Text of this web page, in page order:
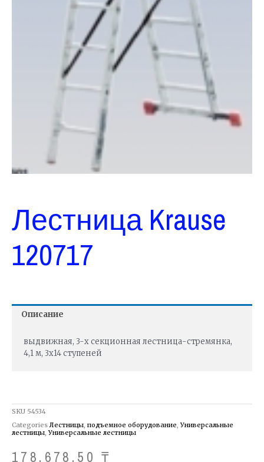
Лестница Krause
120717
Описание
выдвижная, 3-х секционная лестница-стремянка,
4,1 м, 3х14 ступеней
SKU 54534
Categories Лестницы подъемное оборудование ,Универсальные
лестницы ,Универсальные лестницы
178,678.50₸